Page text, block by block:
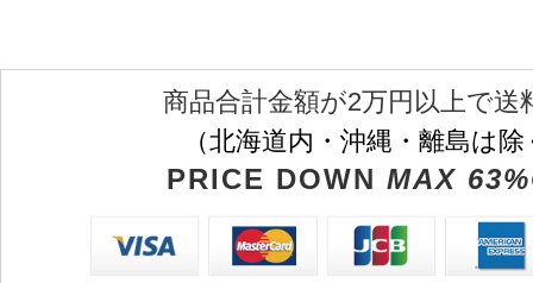
商品合計金額が2万円以上で送
（北海道内・沖縄・離島は
PRICE DOWN MAX